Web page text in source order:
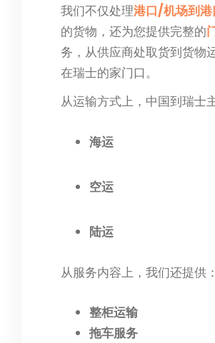
我们不仅处理港口/机场到
的货物，还为您提供完整的
务，从供应商处取货到货物
在瑞士的家门口。
从运输方式上，中国到瑞士
海运
空运
陆运
从服务内容上，我们还提供：
整柜运输
拖车服务